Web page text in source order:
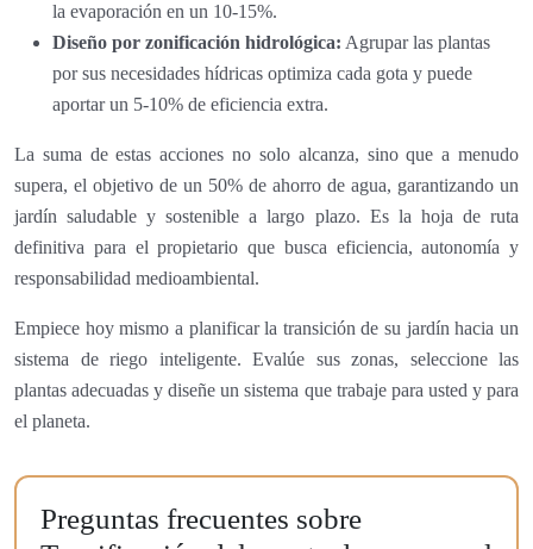
la evaporación en un 10-15%.
Diseño por zonificación hidrológica: Agrupar las plantas
por sus necesidades hídricas optimiza cada gota y puede
aportar un 5-10% de eficiencia extra.
La suma de estas acciones no solo alcanza, sino que a menudo
supera, el objetivo de un 50% de ahorro de agua, garantizando un
jardín saludable y sostenible a largo plazo. Es la hoja de ruta
definitiva para el propietario que busca eficiencia, autonomía y
responsabilidad medioambiental.
Empiece hoy mismo a planificar la transición de su jardín hacia un
sistema de riego inteligente. Evalúe sus zonas, seleccione las
plantas adecuadas y diseñe un sistema que trabaje para usted y para
el planeta.
Preguntas frecuentes sobre